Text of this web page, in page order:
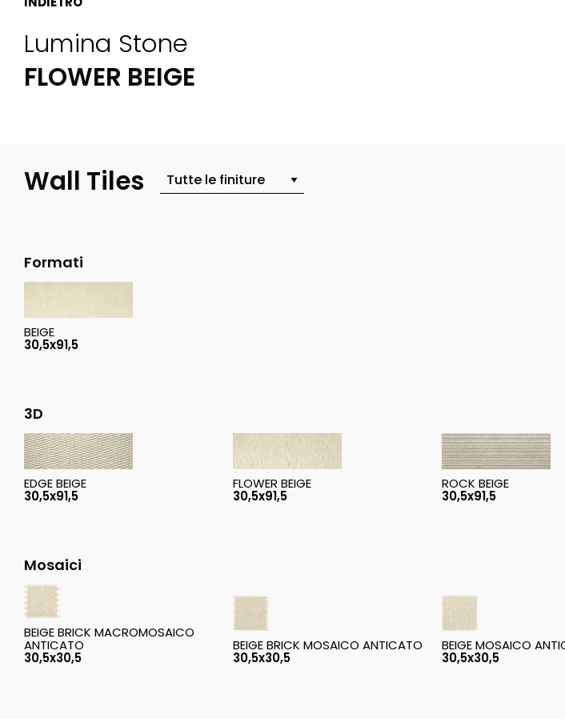
Lumina Stone
FLOWER BEIGE
Wall Tiles
Formati
BEIGE
30,5x91,5
3D
EDGE BEIGE
30,5x91,5
FLOWER BEIGE
30,5x91,5
ROCK BEIGE
30,5x91,5
Mosaici
BEIGE BRICK MACROMOSAICO
ANTICATO
30,5x30,5
BEIGE BRICK MOSAICO ANTICATO
30,5x30,5
BEIGE MOSAICO
30,5x30,5